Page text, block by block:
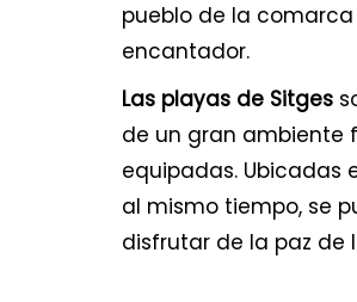
pueblo de la
encantador.
Las playas de Sitges
de un gran ambiente
equipadas. Ubicadas
al mismo tiempo, se
disfrutar de la paz de